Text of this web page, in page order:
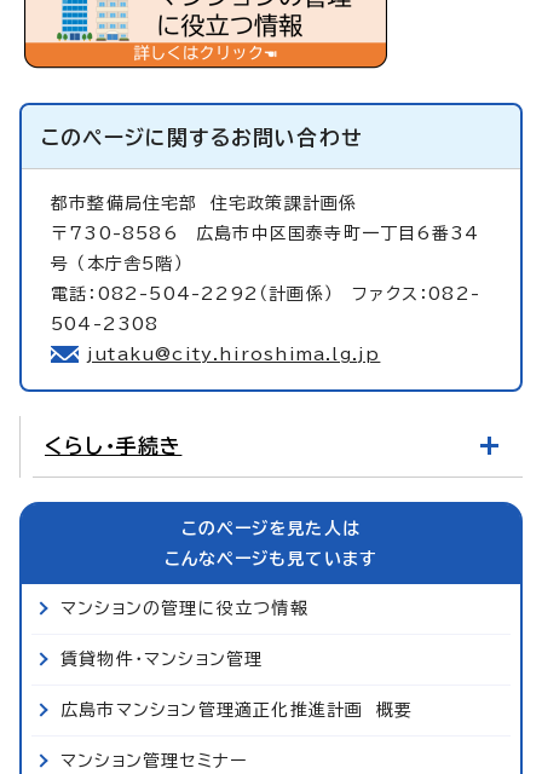
このページに関するお問い合わせ
都市整備局住宅部 住宅政策課計画係
〒730-8586 広島市中区国泰寺町一丁目6番34
号 （本庁舎5階）
電話：082-504-2292（計画係） ファクス：082-
504-2308
jutaku@city.hiroshima.lg.jp
くらし・手続き
このページを見た人は
こんなページも見ています
マンションの管理に役立つ情報
賃貸物件・マンション管理
広島市マンション管理適正化推進計画 概要
マンション管理セミナー